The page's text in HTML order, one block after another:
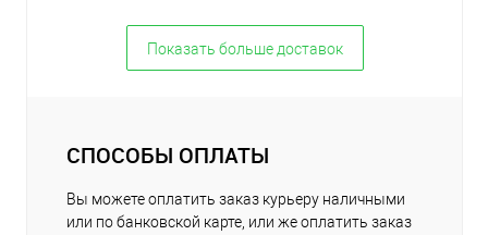
Показать больше доставок
СПОСОБЫ ОПЛАТЫ
Вы можете оплатить заказ курьеру наличными
или по банковской карте, или же оплатить заказ